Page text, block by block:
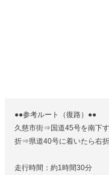
●●参考ルート（復路）●●
久慈市街⇒国道45号を南下
折⇒県道40号に着いたら右
走行時間：約1時間30分